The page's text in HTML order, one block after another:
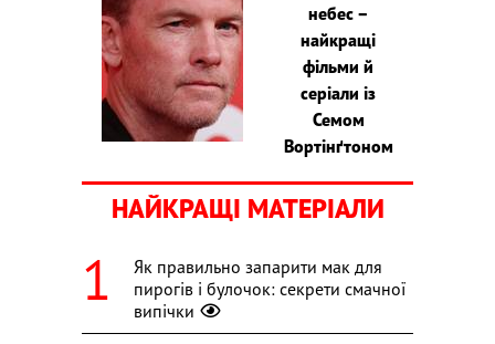
небес –
найкращі
фільми й
серіали із
Семом
Вортінґтоном
НАЙКРАЩІ МАТЕРІАЛИ
Як правильно запарити мак для
пирогів і булочок: секрети смачної
випічки